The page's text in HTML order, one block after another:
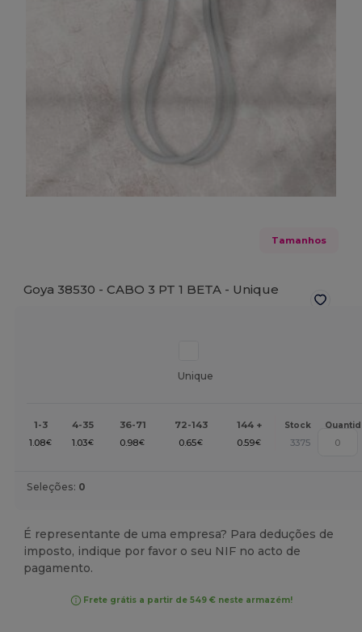
Tamanhos
Goya 38530 - CABO 3 PT 1 BETA - Unique
Unique
1-3 4-35 36-71 72-143 144 + Stock
1.08€ 1.03€ 0.98€ 0.65€ 0.59€ 3375
Seleções: 0
É representante de uma empresa? Para deduções de
imposto, indique por favor o seu NIF no acto de
pagamento.
Frete grátis a partir de 549 € neste armazém!